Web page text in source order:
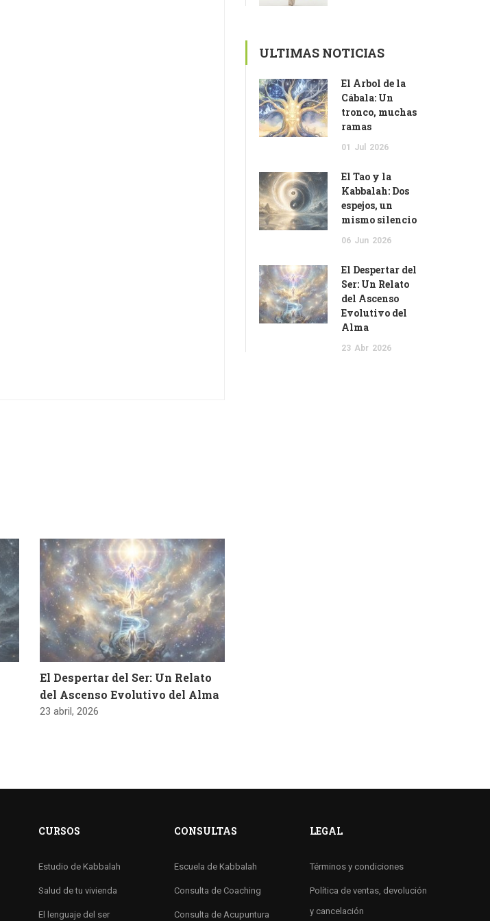
El Despertar del Ser: Un Relato
del Ascenso Evolutivo del Alma
23 abril, 2026
ULTIMAS NOTICIAS
El Árbol de la
Cábala: Un
tronco, muchas
ramas
01 Jul 2026
El Tao y la
Kabbalah: Dos
espejos, un
mismo silencio
06 Jun 2026
El Despertar del
Ser: Un Relato
del Ascenso
Evolutivo del
Alma
23 Abr 2026
CURSOS
Estudio de Kabbalah
Salud de tu vivienda
El lenguaje del ser
CONSULTAS
Escuela de Kabbalah
Consulta de Coaching
Consulta de Acupuntura
LEGAL
Términos y condiciones
Política de ventas, devolución
y cancelación